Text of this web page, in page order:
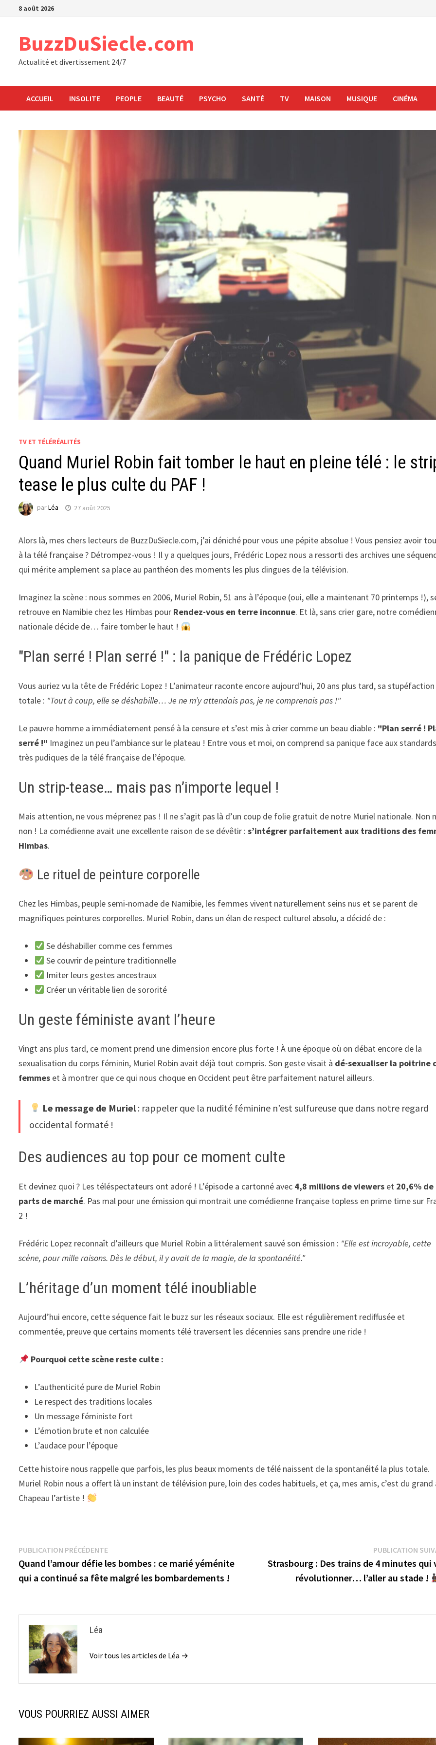
Passer8 août 2026
BuzzDuSiecle.com
Actualité et divertissement 24/7
ACCUEIL INSOLITE PEOPLE BEAUTÉ PSYCHO SANTÉ TV MAISON MUSIQUE CINÉMA
TV ET TÉLÉRÉALITÉS
Quand Muriel Robin fait tomber le haut en pleine télé : le
tease le plus culte du PAF !
parLéa 27 août 2025
Alors là, mes chers lecteurs de BuzzDuSiecle.com, j’ai déniché pour vous une pépite absolue ! Vous pensiez avoir
à la télé française ? Détrompez-vous ! Il y a quelques jours, Frédéric Lopez nous a ressorti des archives une
qui mérite amplement sa place au panthéon des moments les plus dingues de la télévision.
Imaginez la scène : nous sommes en 2006, Muriel Robin, 51 ans à l’époque (oui, elle a maintenant 70 printemps !),
retrouve en Namibie chez les Himbas pour Rendez-vous en terre inconnue. Et là, sans crier gare, notre
nationale décide de… faire tomber le haut !
"Plan serré ! Plan serré !" : la panique de Frédéric Lopez
Vous auriez vu la tête de Frédéric Lopez ! L’animateur raconte encore aujourd’hui, 20 ans plus tard, sa stupéfaction
totale : "Tout à coup, elle se déshabille… Je ne m’y attendais pas, je ne comprenais pas !"
Le pauvre homme a immédiatement pensé à la censure et s’est mis à crier comme un beau diable : "Plan serré !
serré !" Imaginez un peu l’ambiance sur le plateau ! Entre vous et moi, on comprend sa panique face aux
très pudiques de la télé française de l’époque.
Un strip-tease… mais pas n’importe lequel !
Mais attention, ne vous méprenez pas ! Il ne s’agit pas là d’un coup de folie gratuit de notre Muriel nationale. Non
non ! La comédienne avait une excellente raison de se dévêtir :s’intégrer parfaitement aux traditions des
Himbas.
Le rituel de peinture corporelle
Chez les Himbas, peuple semi-nomade de Namibie, les femmes vivent naturellement seins nus et se parent de
magnifiques peintures corporelles. Muriel Robin, dans un élan de respect culturel absolu, a décidé de :
Se déshabiller comme ces femmes
Se couvrir de peinture traditionnelle
Imiter leurs gestes ancestraux
Créer un véritable lien de sororité
Un geste féministe avant l’heure
Vingt ans plus tard, ce moment prend une dimension encore plus forte ! À une époque où on débat encore de la
sexualisation du corps féminin, Muriel Robin avait déjà tout compris. Son geste visait à dé-sexualiser la poitrine
femmes et à montrer que ce qui nous choque en Occident peut être parfaitement naturel ailleurs.
Le message de Muriel: rappeler que la nudité féminine n’est sulfureuse que dans notre regard
occidental formaté !
Des audiences au top pour ce moment culte
Et devinez quoi ? Les téléspectateurs ont adoré ! L’épisode a cartonné avec 4,8 millions de viewers et 20,6% de
parts de marché. Pas mal pour une émission qui montrait une comédienne française topless en prime time sur
2 !
Frédéric Lopez reconnaît d’ailleurs que Muriel Robin a littéralement sauvé son émission : "Elle est incroyable, cette
scène, pour mille raisons. Dès le début, il y avait de la magie, de la spontanéité."
L’héritage d’un moment télé inoubliable
Aujourd’hui encore, cette séquence fait le buzz sur les réseaux sociaux. Elle est régulièrement rediffusée et
commentée, preuve que certains moments télé traversent les décennies sans prendre une ride !
Pourquoi cette scène reste culte :
L’authenticité pure de Muriel Robin
Le respect des traditions locales
Un message féministe fort
L’émotion brute et non calculée
L’audace pour l’époque
Cette histoire nous rappelle que parfois, les plus beaux moments de télé naissent de la spontanéité la plus totale.
Muriel Robin nous a offert là un instant de télévision pure, loin des codes habituels, et ça, mes amis, c’est du
Chapeau l’artiste !
Navigation
de
l’article
PUBLICATION PRÉCÉDENTEPublication
précédente :
Quand l’amour défie les bombes : ce marié yéménite
qui a continué sa fête malgré les bombardements !
PUBLICATION
Strasbourg : Des trains de 4 minutes qui
révolutionner… l’aller au stade !
Léa
Voir tous les articles de Léa →
VOUS POURRIEZ AUSSI AIMER